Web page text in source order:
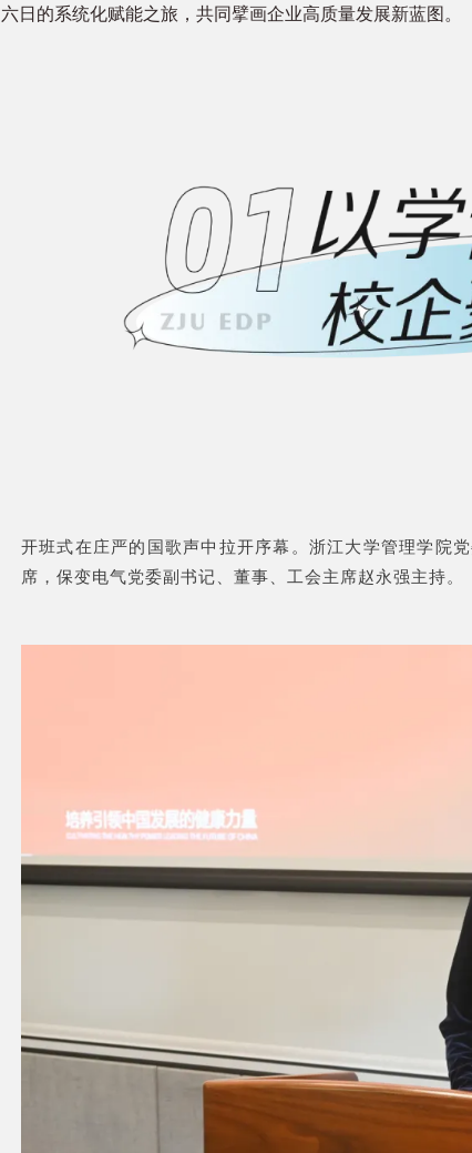
六日的系统化赋能之旅，共同擘画企业高质量发展新蓝图。
开班式在庄严的国歌声中拉开序幕。浙江大学管理学院
席，保变电气党委副书记、董事、工会主席赵永强主持。